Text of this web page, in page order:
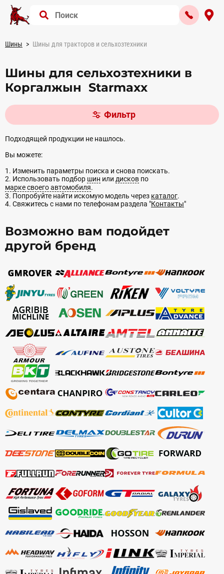
Шины Шины для тракторов и сельхозтехники
Шины для сельхозтехники в
Коргалжын Starmaxx
Фильтр
Подходящей продукции не нашлось.
Вы можете:
1. Изменить параметры поиска и снова поискать.
2. Использовать подбор шин или дисков по
марке своего автомобиля.
3. Попробуйте найти искомую модель через каталог.
4. Свяжитесь с нами по телефонам раздела "Контакты"
Возможно вам подойдет
другой бренд